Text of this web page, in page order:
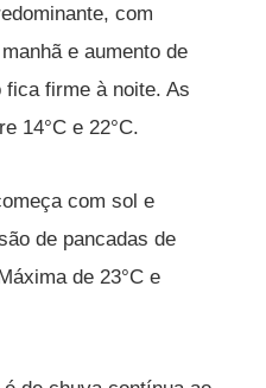
com
e aumento de
fica firme à noite. As
14°C e 22°C.
com sol e
de pancadas de
de 23°C e